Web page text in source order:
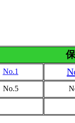
No.1
No.5